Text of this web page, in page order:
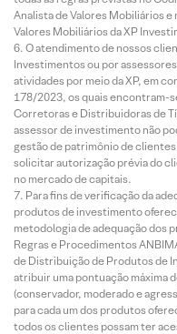
Analista de Valores Mobiliários
Valores Mobiliários da XP
O atendimento de nossos
Investimentos ou por
atividades por meio da XP, em
178/2023, os quais encontram-
Corretoras e Distribuidoras de
assessor de investimento não
gestão de patrimônio de
solicitar autorização prévia do
no mercado de capitais.
Para fins de verificação da
produtos de investimento
metodologia de adequação dos
Regras e Procedimentos
de Distribuição de Produtos de
atribuir uma pontuação máxima
(conservador, moderado e
para cada um dos produtos
todos os clientes possam ter